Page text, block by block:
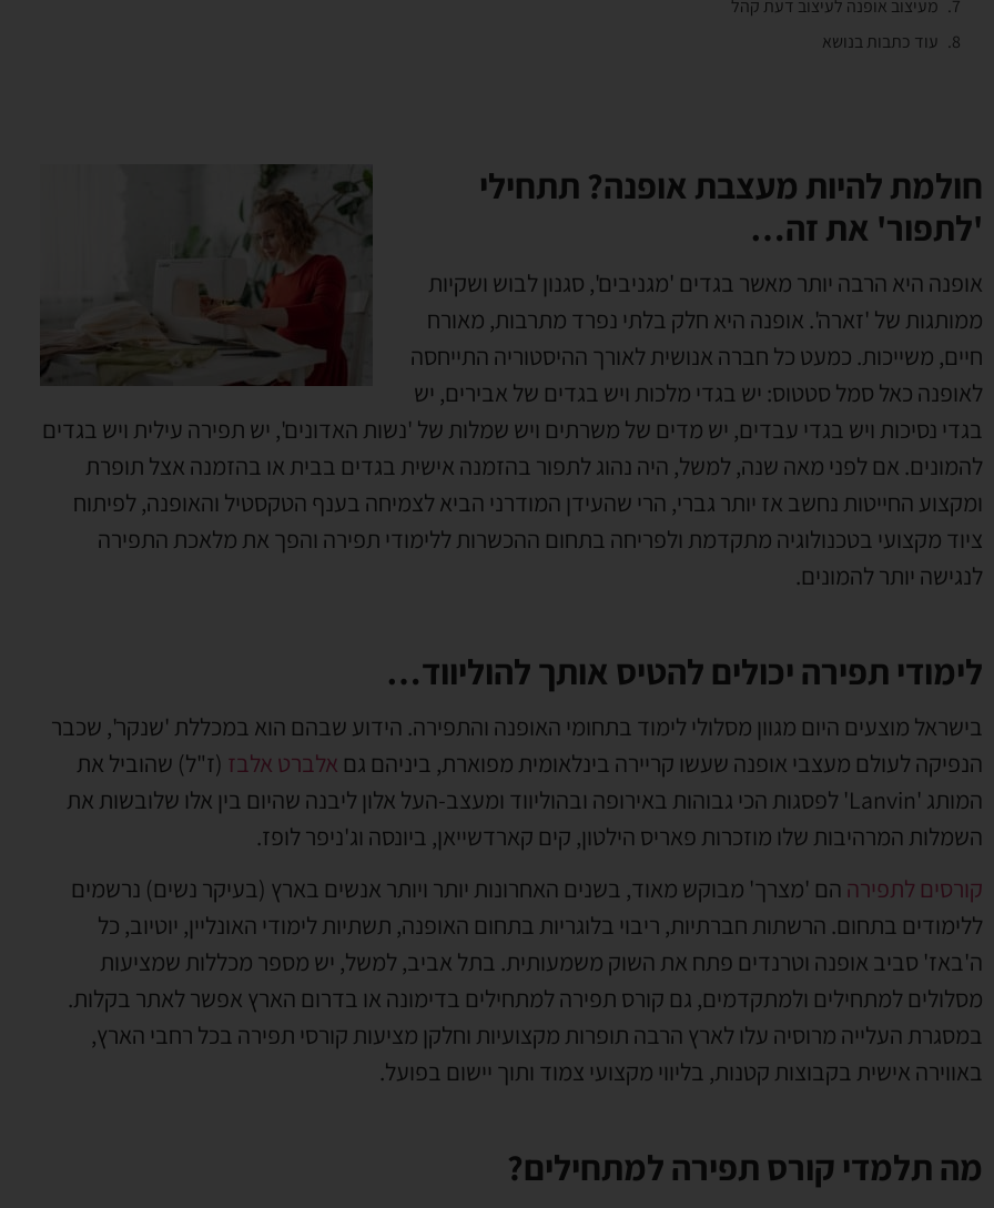
מעיצוב אופנה לעיצוב דעת קהל
עוד כתבות בנושא
חולמת להיות מעצבת אופנה? תתחילי
'לתפור' את זה…
אופנה היא הרבה יותר מאשר בגדים 'מגניבים', סגנון לבוש ושקיות
ממותגות של 'זארה'. אופנה היא חלק בלתי נפרד מתרבות, מאורח
חיים, משייכות. כמעט כל חברה אנושית לאורך ההיסטוריה התייחסה
לאופנה כאל סמל סטטוס: יש בגדי מלכות ויש בגדים של אבירים, יש
בגדי נסיכות ויש בגדי עבדים, יש מדים של משרתים ויש שמלות של 'נשות האדונים', יש תפירה עילית ויש בגדים
להמונים. אם לפני מאה שנה, למשל, היה נהוג לתפור בהזמנה אישית בגדים בבית או בהזמנה אצל תופרת
ומקצוע החייטות נחשב אז יותר גברי, הרי שהעידן המודרני הביא לצמיחה בענף הטקסטיל והאופנה, לפיתוח
ציוד מקצועי בטכנולוגיה מתקדמת ולפריחה בתחום ההכשרות ללימודי תפירה והפך את מלאכת התפירה
לנגישה יותר להמונים.
לימודי תפירה יכולים להטיס אותך להוליווד…
בישראל מוצעים היום מגוון מסלולי לימוד בתחומי האופנה והתפירה. הידוע שבהם הוא במכללת 'שנקר', שכבר
הנפיקה לעולם מעצבי אופנה שעשו קריירה בינלאומית מפוארת, ביניהם גם אלברט אלבז (ז"ל) שהוביל את
המותג 'Lanvin' לפסגות הכי גבוהות באירופה ובהוליווד ומעצב-העל אלון ליבנה שהיום בין אלו שלובשות את
השמלות המרהיבות שלו מוזכרות פאריס הילטון, קים קארדשייאן, ביונסה וג'ניפר לופז.
קורסים לתפירה הם 'מצרך' מבוקש מאוד, בשנים האחרונות יותר ויותר אנשים בארץ (בעיקר נשים) נרשמים
ללימודים בתחום. הרשתות חברתיות, ריבוי בלוגריות בתחום האופנה, תשתיות לימודי האונליין, יוטיוב, כל
ה'באז' סביב אופנה וטרנדים פתח את השוק משמעותית. בתל אביב, למשל, יש מספר מכללות שמציעות
מסלולים למתחילים ולמתקדמים, גם קורס תפירה למתחילים בדימונה או בדרום הארץ אפשר לאתר בקלות.
במסגרת העלייה מרוסיה עלו לארץ הרבה תופרות מקצועיות וחלקן מציעות קורסי תפירה בכל רחבי הארץ,
באווירה אישית בקבוצות קטנות, בליווי מקצועי צמוד ותוך יישום בפועל.
מה תלמדי קורס תפירה למתחילים?